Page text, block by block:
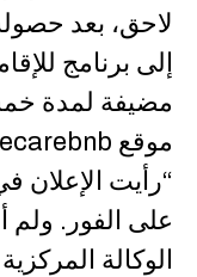
لاحق، بعد
إلى برنامج
مضيفة لمدة
“رأيت الإعلان
على الفور. ولم
الوكالة